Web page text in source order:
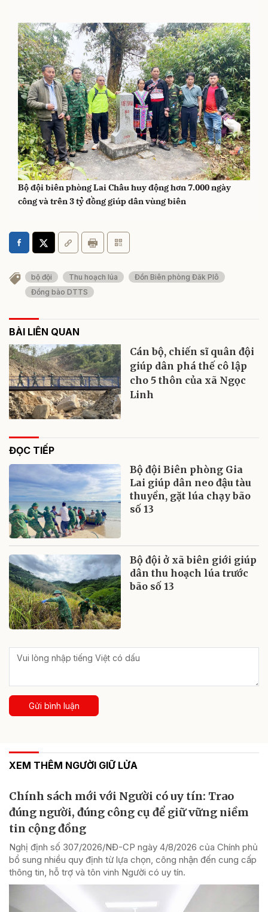
Bộ đội biên phòng Lai Châu huy động hơn 7.000 ngày
công và trên 3 tỷ đồng giúp dân vùng biên
bộ đội Thu hoạch lúa
Đồn Biên phòng Đăk Plô
Đồng bào DTTS
BÀI LIÊN QUAN
Cán bộ, chiến sĩ quân đội
giúp dân phá thế cô lập
cho 5 thôn của xã Ngọc
Linh
ĐỌC TIẾP
Bộ đội Biên phòng Gia
Lai giúp dân neo đậu tàu
thuyền, gặt lúa chạy bão
số 13
Bộ đội ở xã biên giới giúp
dân thu hoạch lúa trước
bão số 13
Gửi bình luận
XEM THÊM NGƯỜI GIỮ LỬA
Chính sách mới với Người có uy tín: Trao
đúng người, đúng công cụ để giữ vững niềm
tin cộng đồng
Nghị định số 307/2026/NĐ-CP ngày 4/8/2026 của Chính phủ
bổ sung nhiều quy định từ lựa chọn, công nhận đến cung cấp
thông tin, hỗ trợ và tôn vinh Người có uy tín.